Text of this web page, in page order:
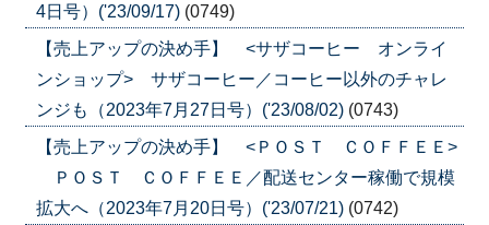
4日号）('23/09/17) (0749)
【売上アップの決め手】 <サザコーヒー オンライ
ンショップ> サザコーヒー／コーヒー以外のチャレ
ンジも（2023年7月27日号）('23/08/02) (0743)
【売上アップの決め手】 <ＰＯＳＴ ＣＯＦＦＥＥ>
ＰＯＳＴ ＣＯＦＦＥＥ／配送センター稼働で規模
拡大へ（2023年7月20日号）('23/07/21) (0742)